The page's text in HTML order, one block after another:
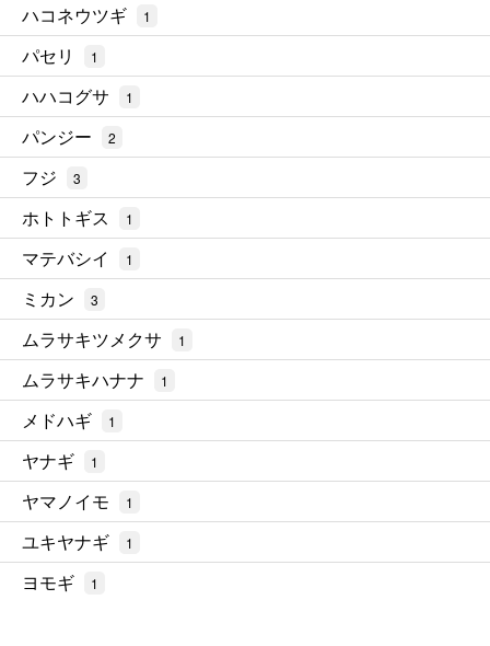
ハコネウツギ 1
パセリ 1
ハハコグサ 1
パンジー 2
フジ 3
ホトトギス 1
マテバシイ 1
ミカン 3
ムラサキツメクサ 1
ムラサキハナナ 1
メドハギ 1
ヤナギ 1
ヤマノイモ 1
ユキヤナギ 1
ヨモギ 1